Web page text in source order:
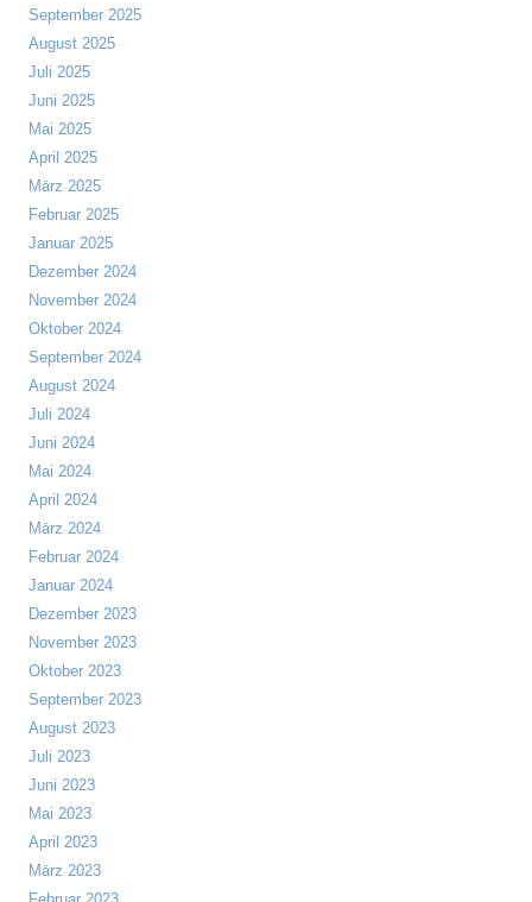
September 2025
August 2025
Juli 2025
Juni 2025
Mai 2025
April 2025
März 2025
Februar 2025
Januar 2025
Dezember 2024
November 2024
Oktober 2024
September 2024
August 2024
Juli 2024
Juni 2024
Mai 2024
April 2024
März 2024
Februar 2024
Januar 2024
Dezember 2023
November 2023
Oktober 2023
September 2023
August 2023
Juli 2023
Juni 2023
Mai 2023
April 2023
März 2023